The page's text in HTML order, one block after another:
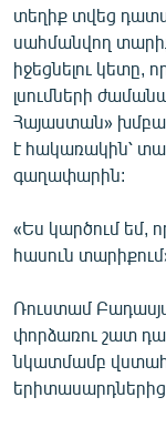
տեղիք տվեց
սահմանվող
իջեցնելու
լսումների
Հայաստան»
է հակառակին՝
գաղափարին:
«Ես կարծում
հասուն
Ռուստամ
փորձառու շատ
նկատմամբ